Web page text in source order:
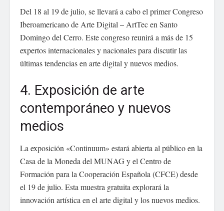
Del 18 al 19 de julio, se llevará a cabo el primer Congreso
Iberoamericano de Arte Digital – ArtTec en Santo
Domingo del Cerro. Este congreso reunirá a más de 15
expertos internacionales y nacionales para discutir las
últimas tendencias en arte digital y nuevos medios.
4. Exposición de arte
contemporáneo y nuevos
medios
La exposición «Continuum» estará abierta al público en la
Casa de la Moneda del MUNAG y el Centro de
Formación para la Cooperación Española (CFCE) desde
el 19 de julio. Esta muestra gratuita explorará la
innovación artística en el arte digital y los nuevos medios.